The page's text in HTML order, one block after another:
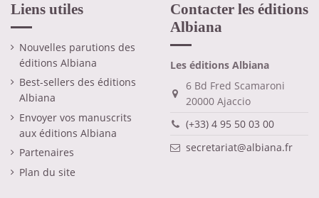
Liens utiles
Nouvelles parutions des
éditions Albiana
Best-sellers des éditions
Albiana
Envoyer vos manuscrits
aux éditions Albiana
Partenaires
Plan du site
Contacter les éditions
Albiana
Les éditions Albiana
6 Bd Fred Scamaroni
20000 Ajaccio
(+33) 4 95 50 03 00
secretariat@albiana.fr